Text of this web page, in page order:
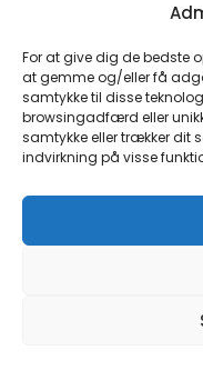
For at give dig de bedste
at gemme og/eller få
samtykke til disse
browsingadfærd eller
samtykke eller trækker dit
indvirkning på visse
©